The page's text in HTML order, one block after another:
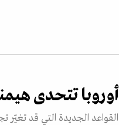
أوروبا تتحدى
القواعد الجديدة التي قد تغيّر